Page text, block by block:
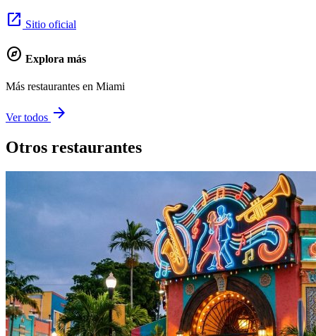
open_in_new Sitio oficial
explore Explora más
Más restaurantes en Miami
Ver todos arrow_forward
Otros restaurantes